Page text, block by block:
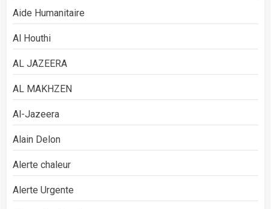
Aide Humanitaire
Al Houthi
AL JAZEERA
AL MAKHZEN
Al-Jazeera
Alain Delon
Alerte chaleur
Alerte Urgente